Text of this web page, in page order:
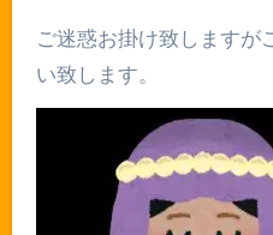
ご迷惑お掛け致しますが
い致します。